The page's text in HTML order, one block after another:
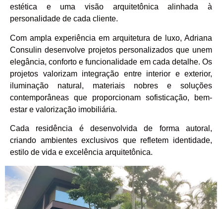
estética e uma visão arquitetônica alinhada à
personalidade de cada cliente.
Com ampla experiência em arquitetura de luxo, Adriana
Consulin desenvolve projetos personalizados que unem
elegância, conforto e funcionalidade em cada detalhe. Os
projetos valorizam integração entre interior e exterior,
iluminação natural, materiais nobres e soluções
contemporâneas que proporcionam sofisticação, bem-
estar e valorização imobiliária.
Cada residência é desenvolvida de forma autoral,
criando ambientes exclusivos que refletem identidade,
estilo de vida e excelência arquitetônica.